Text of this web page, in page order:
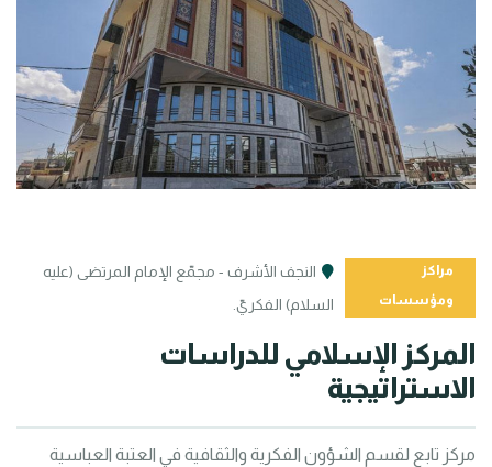
مراكز
ومؤسسات
النجف الأشرف - مجمّع الإمام المرتضى (عليه
السلام) الفكريّ.
الاستراتيجية